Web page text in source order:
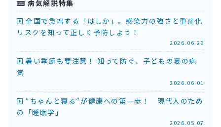
病気解説特集
全国で急増する「はしか」。感染力の強さと重症化
リスクを知って正しく予防しよう！
2026.06.26
暑い季節も要注意！ 知って防ぐ、子どもの夏の病
気
2026.06.01
“ちゃんと寝る”が健康への第一歩！ 現代人のため
の「睡眠学」
2026.05.07